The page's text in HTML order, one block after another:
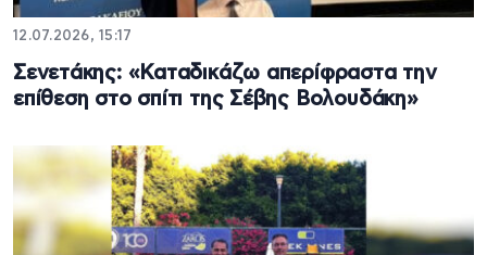
12.07.2026, 15:17
Σενετάκης: «Καταδικάζω απερίφραστα την
επίθεση στο σπίτι της Σέβης Βολουδάκη»